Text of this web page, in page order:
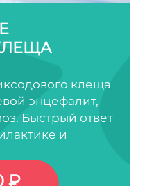
клеща
энцефалит,
Быстрый ответ
и
₽